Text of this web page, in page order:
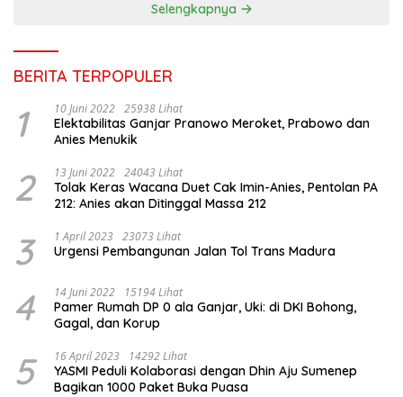
Selengkapnya
BERITA TERPOPULER
1 10 Juni 2022 25938 Lihat
Elektabilitas Ganjar Pranowo Meroket, Prabowo dan
Anies Menukik
2 13 Juni 2022 24043 Lihat
Tolak Keras Wacana Duet Cak Imin-Anies, Pentolan PA
212: Anies akan Ditinggal Massa 212
3 1 April 2023 23073 Lihat
Urgensi Pembangunan Jalan Tol Trans Madura
4 14 Juni 2022 15194 Lihat
Pamer Rumah DP 0 ala Ganjar, Uki: di DKI Bohong,
Gagal, dan Korup
5 16 April 2023 14292 Lihat
YASMI Peduli Kolaborasi dengan Dhin Aju Sumenep
Bagikan 1000 Paket Buka Puasa